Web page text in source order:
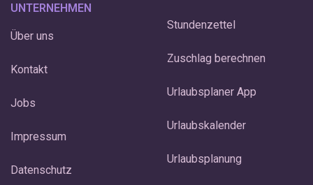
Feiertagsarbeit:
des Bruttoarbeitslohns für
Sozialversicherungs-Freibetrag:
Zuschläge) muss SV gezahlt werden
UNTERNEHMEN
Über uns
Kontakt
Jobs
Impressum
Datenschutz
Stundenzettel
Zuschlag berechnen
Urlaubsplaner App
Urlaubskalender
Urlaubsplanung